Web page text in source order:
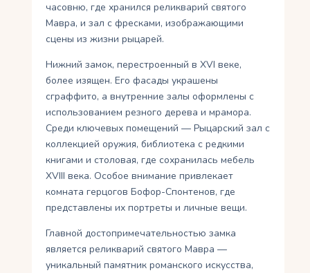
часовню, где хранился реликварий святого
Мавра, и зал с фресками, изображающими
сцены из жизни рыцарей.
Нижний замок, перестроенный в XVI веке,
более изящен. Его фасады украшены
сграффито, а внутренние залы оформлены с
использованием резного дерева и мрамора.
Среди ключевых помещений — Рыцарский зал с
коллекцией оружия, библиотека с редкими
книгами и столовая, где сохранилась мебель
XVIII века. Особое внимание привлекает
комната герцогов Бофор-Спонтенов, где
представлены их портреты и личные вещи.
Главной достопримечательностью замка
является реликварий святого Мавра —
уникальный памятник романского искусства,